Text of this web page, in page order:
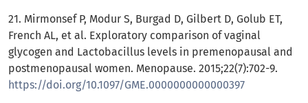
21. Mirmonsef P, Modur S, Burgad D, Gilbert D, Golub ET,
French AL, et al. Exploratory comparison of vaginal
glycogen and Lactobacillus levels in premenopausal and
postmenopausal women. Menopause. 2015;22(7):702-9.
https://doi.org/10.1097/GME.0000000000000397